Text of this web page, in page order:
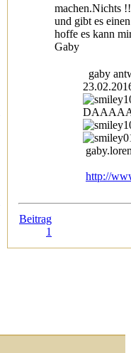
machen.Nichts
und gibt es
hoffe es kann
Gaby
gaby
http://
Beitrag
1